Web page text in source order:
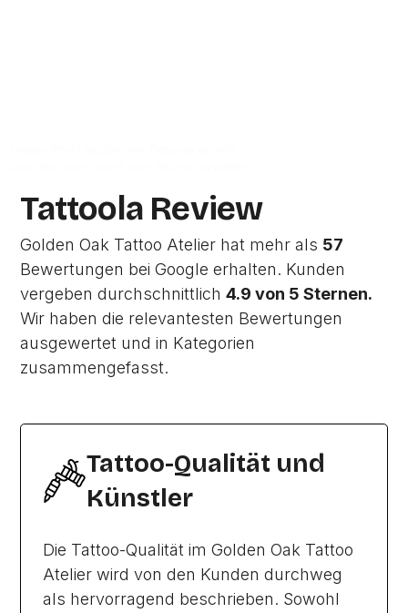
Tattoola Review
Golden Oak Tattoo Atelier hat mehr als 57
Bewertungen bei Google erhalten. Kunden
vergeben durchschnittlich4.9 von 5 Sternen.
Wir haben die relevantesten Bewertungen
ausgewertet und in Kategorien
zusammengefasst.
Tattoo-Qualität und
Künstler
Die Tattoo-Qualität im Golden Oak Tattoo
Atelier wird von den Kunden durchweg
als hervorragend beschrieben. Sowohl